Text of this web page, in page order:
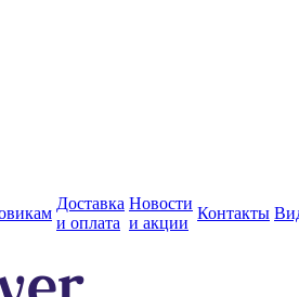
Доставка
и оплата
Новости
и акции
Контакты